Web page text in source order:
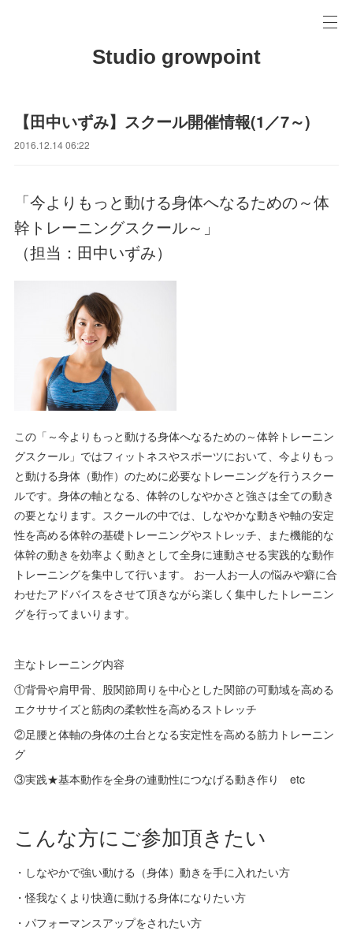
Studio growpoint
【田中いずみ】スクール開催情報(1／7～)
2016.12.14 06:22
「今よりもっと動ける身体へなるための～体
幹トレーニングスクール～」
（担当：田中いずみ）
この「～今よりもっと動ける身体へなるための～体幹トレーニン
グスクール」ではフィットネスやスポーツにおいて、今よりもっ
と動ける身体（動作）のために必要なトレーニングを行うスクー
ルです。身体の軸となる、体幹のしなやかさと強さは全ての動き
の要となります。スクールの中では、しなやかな動きや軸の安定
性を高める体幹の基礎トレーニングやストレッチ、また機能的な
体幹の動きを効率よく動きとして全身に連動させる実践的な動作
トレーニングを集中して行います。 お一人お一人の悩みや癖に合
わせたアドバイスをさせて頂きながら楽しく集中したトレーニン
グを行ってまいります。
主なトレーニング内容
①背骨や肩甲骨、股関節周りを中心とした関節の可動域を高める
エクササイズと筋肉の柔軟性を高めるストレッチ
②足腰と体軸の身体の土台となる安定性を高める筋力トレーニン
グ
③実践★基本動作を全身の連動性につなげる動き作り etc
こんな方にご参加頂きたい
・しなやかで強い動ける（身体）動きを手に入れたい方
・怪我なくより快適に動ける身体になりたい方
・パフォーマンスアップをされたい方